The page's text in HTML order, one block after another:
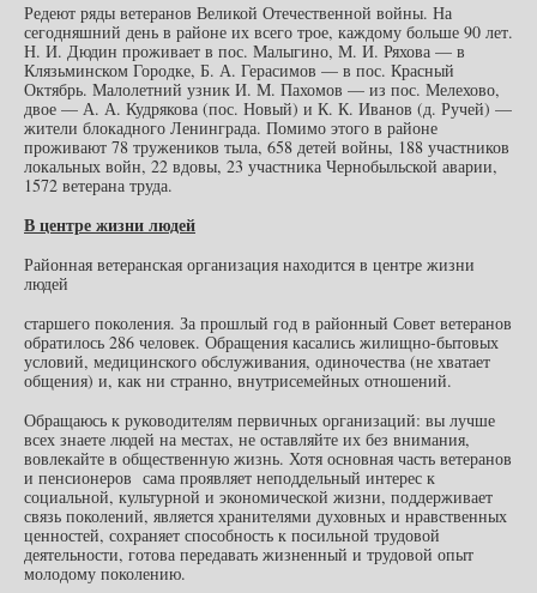
Редеют ряды ветеранов Великой Отечественной войны. На
сегодняшний день в районе их всего трое, каждому больше 90 лет.
Н. И. Дюдин проживает в пос. Малыгино, М. И. Ряхова — в
Клязьминском Городке, Б. А. Герасимов — в пос. Красный
Октябрь. Малолетний узник И. М. Пахомов — из пос. Мелехово,
двое — А. А. Кудрякова (пос. Новый) и К. К. Иванов (д. Ручей) —
жители блокадного Ленинграда. Помимо этого в районе
проживают 78 тружеников тыла, 658 детей войны, 188 участников
локальных войн, 22 вдовы, 23 участника Чернобыльской аварии,
1572 ветерана труда.
В центре жизни людей
Районная ветеранская организация находится в центре жизни
людей
старшего поколения. За прошлый год в районный Совет ветеранов
обратилось 286 человек. Обращения касались жилищно-бытовых
условий, медицинского обслуживания, одиночества (не хватает
общения) и, как ни странно, внутрисемейных отношений.
Обращаюсь к руководителям первичных организаций: вы лучше
всех знаете людей на местах, не оставляйте их без внимания,
вовлекайте в общественную жизнь. Хотя основная часть ветеранов
и пенсионеров сама проявляет неподдельный интерес к
социальной, культурной и экономической жизни, поддерживает
связь поколений, является хранителями духовных и нравственных
ценностей, сохраняет способность к посильной трудовой
деятельности, готова передавать жизненный и трудовой опыт
молодому поколению.